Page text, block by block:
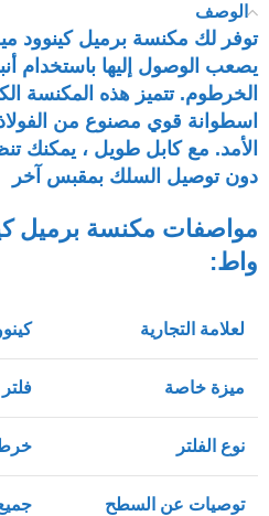
الوصف
توفر لك مكنسة برميل كينوود
يصعب الوصول إليها باستخدام
الخرطوم. تتميز هذه المكنسة
اسطوانة قوي مصنوع من
الأمد. مع كابل طويل ، يمكنك
دون توصيل السلك بمقبس آخر
واط:
لعلامة التجارية
ميزة خاصة
نوع الفلتر
توصيات عن السطح